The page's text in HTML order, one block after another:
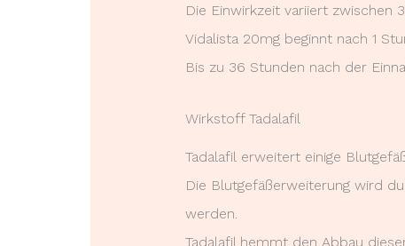
Die Einwirkzeit variiert zwischen
Vidalista 20mg beginnt nach 1
Bis zu 36 Stunden nach der
Wirkstoff Tadalafil
Tadalafil erweitert einige
Die Blutgefäßerweiterung wird
werden.
Tadalafil hemmt den Abbau